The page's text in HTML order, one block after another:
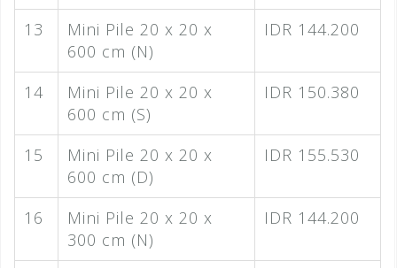
13
Mini Pile 20 x 20 x
600 cm (N)
IDR 144.200
14
Mini Pile 20 x 20 x
600 cm (S)
IDR 150.380
15
Mini Pile 20 x 20 x
600 cm (D)
IDR 155.530
16
Mini Pile 20 x 20 x
300 cm (N)
IDR 144.200